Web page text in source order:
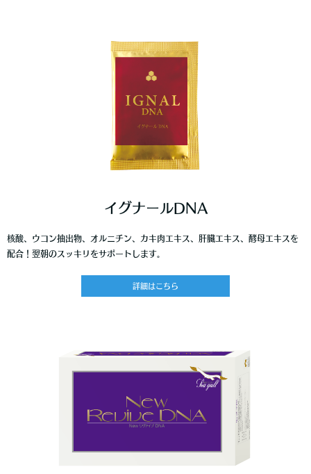
イグナールDNA
核酸、ウコン抽出物、オルニチン、カキ肉エキス、肝臓エキス、酵母エキスを
配合！翌朝のスッキリをサポートします。
詳細はこちら